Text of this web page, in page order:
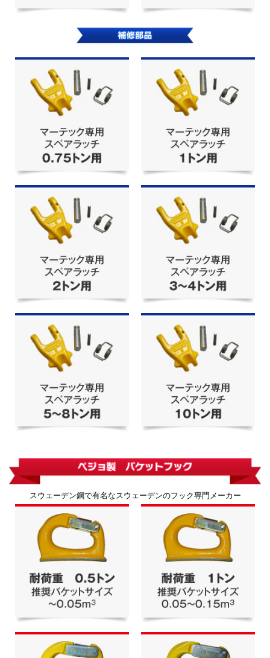
スウェーデン鋼で有名なスウェーデンのフック専門メーカー